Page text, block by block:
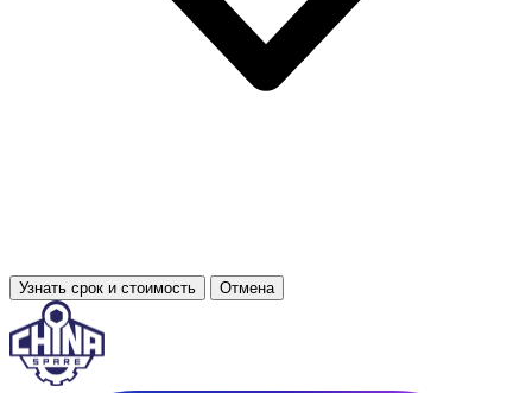
Узнать срок и стоимость Отмена